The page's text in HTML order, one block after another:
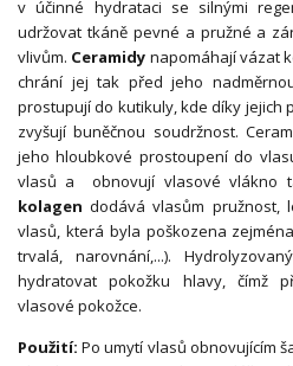
v účinné hydrataci se silnými
udržovat tkáně pevné a pružné a
vlivům. Ceramidy napomáhají vázat
chrání jej tak před jeho
prostupují do kutikuly, kde díky jejich
zvyšují buněčnou soudržnost.
jeho hloubkové prostoupení do
vlasů a obnovují vlasové vlákno
kolagendodává vlasům pružnost,
vlasů, která byla poškozena
trvalá, narovnání,...).
hydratovat pokožku hlavy, čímž
vlasové pokožce.
Použití:Po umytí vlasů obnovujícím